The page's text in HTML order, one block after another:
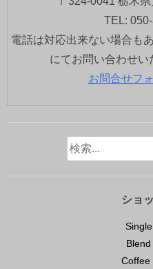
TEL:
電話は対応出来ない場合も
にてお問い合わせい
お問合せフ
ショ
Coffee